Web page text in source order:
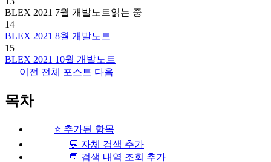
BLEX 2021 7월 개발노트읽는 중
14
BLEX 2021 8월 개발노트
15
BLEX 2021 10월 개발노트
이전 전체 포스트 다음
목차
⭐ 추가된 항목
💬 자체 검색 추가
💬 검색 내역 조회 추가